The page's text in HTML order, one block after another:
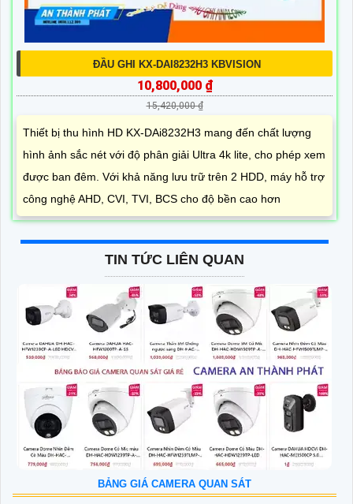
ĐẦU GHI KX-DAI8232H3 KBVISION
10,800,000 ₫
15,420,000 ₫
Thiết bị thu hình HD KX-DAi8232H3 mang đến chất lượng
hình ảnh sắc nét với độ phân giải Ultra 4k lite, cho phép xem
được ban đêm. Với khả năng lưu trữ trên 2 HDD, máy hỗ trợ
công nghệ AHD, CVI, TVI, BCS cho độ bền cao hơn
TIN TỨC LIÊN QUAN
BẢNG GIÁ CAMERA QUAN SÁT